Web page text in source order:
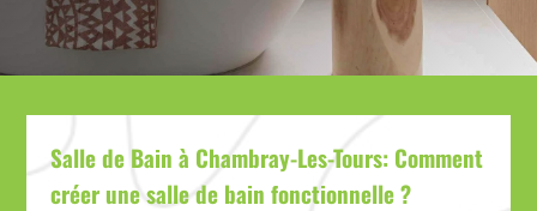
Salle de Bain à Chambray-Les-Tours: Comment
créer une salle de bain fonctionnelle ?